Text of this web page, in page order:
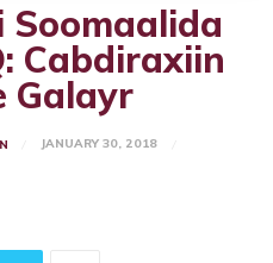
Cabdiraxiin
Galayr
JANUARY 30, 2018